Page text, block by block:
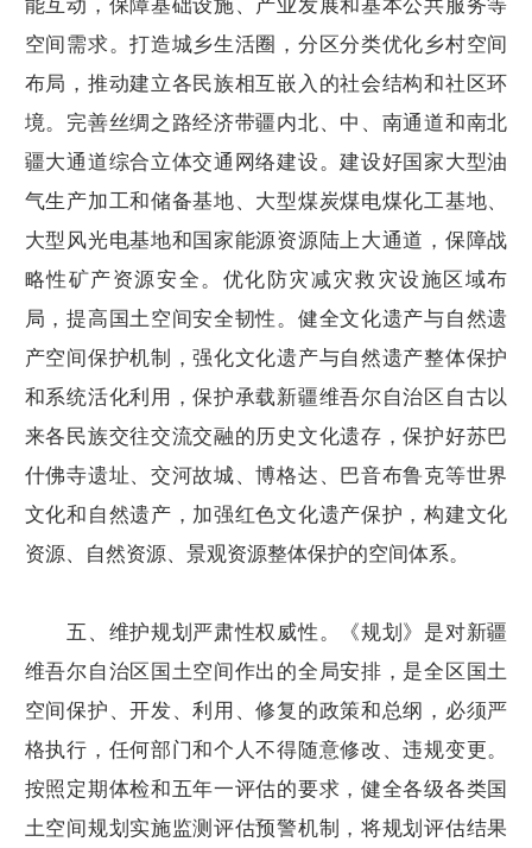
能互动，保障基础设施、产业发展和基本公共服务等
空间需求。打造城乡生活圈，分区分类优化乡村空间
布局，推动建立各民族相互嵌入的社会结构和社区环
境。完善丝绸之路经济带疆内北、中、南通道和南北
疆大通道综合立体交通网络建设。建设好国家大型油
气生产加工和储备基地、大型煤炭煤电煤化工基地、
大型风光电基地和国家能源资源陆上大通道，保障战
略性矿产资源安全。优化防灾减灾救灾设施区域布
局，提高国土空间安全韧性。健全文化遗产与自然遗
产空间保护机制，强化文化遗产与自然遗产整体保护
和系统活化利用，保护承载新疆维吾尔自治区自古以
来各民族交往交流交融的历史文化遗存，保护好苏巴
什佛寺遗址、交河故城、博格达、巴音布鲁克等世界
文化和自然遗产，加强红色文化遗产保护，构建文化
资源、自然资源、景观资源整体保护的空间体系。
五、维护规划严肃性权威性。《规划》是对新疆
维吾尔自治区国土空间作出的全局安排，是全区国土
空间保护、开发、利用、修复的政策和总纲，必须严
格执行，任何部门和个人不得随意修改、违规变更。
按照定期体检和五年一评估的要求，健全各级各类国
土空间规划实施监测评估预警机制，将规划评估结果